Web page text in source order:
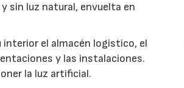
sin luz natural, envuelta en
interior el almacén logístico, el
y las instalaciones.
la luz artificial.